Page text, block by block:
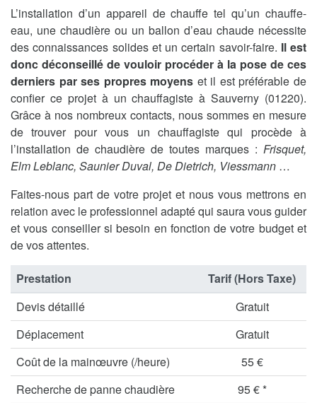
L’installation d’un appareil de chauffe tel qu’un chauffe-
eau, une chaudière ou un ballon d’eau chaude nécessite
des connaissances solides et un certain savoir-faire. Il est
donc déconseillé de vouloir procéder à la pose de ces
derniers par ses propres moyens et il est préférable de
confier ce projet à un chauffagiste à Sauverny (01220).
Grâce à nos nombreux contacts, nous sommes en mesure
de trouver pour vous un chauffagiste qui procède à
l’installation de chaudière de toutes marques : Frisquet,
Elm Leblanc, Saunier Duval, De Dietrich, Viessmann …
Faites-nous part de votre projet et nous vous mettrons en
relation avec le professionnel adapté qui saura vous guider
et vous conseiller si besoin en fonction de votre budget et
de vos attentes.
Prestation
Tarif (Hors Taxe)
Devis détaillé
Gratuit
Déplacement
Gratuit
Coût de la mainœuvre (/heure)
55 €
Recherche de panne chaudière
95 € *